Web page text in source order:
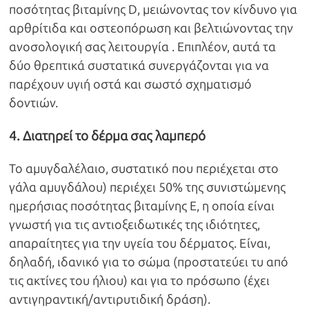
ποσότητας βιταμίνης D, μειώνοντας τον κίνδυνο για
αρθρίτιδα και οστεοπόρωση και βελτιώνοντας την
ανοσολογική σας λειτουργία . Επιπλέον, αυτά τα
δύο θρεπτικά συστατικά συνεργάζονται για να
παρέχουν υγιή οστά και σωστό σχηματισμό
δοντιών.
4. Διατηρεί το δέρμα σας λαμπερό
Το αμυγδαλέλαιο, συστατικό που περιέχεται στο
γάλα αμυγδάλου) περιέχει 50% της συνιστώμενης
ημερήσιας ποσότητας βιταμίνης Ε, η οποία είναι
γνωστή για τις αντιοξειδωτικές της ιδιότητες,
απαραίτητες για την υγεία του δέρματος. Είναι,
δηλαδή, ιδανικό για το σώμα (προστατεύει τυ από
τις ακτίνες του ήλιου) και για το πρόσωπο (έχει
αντιγηραντική/αντιρυτιδική δράση).